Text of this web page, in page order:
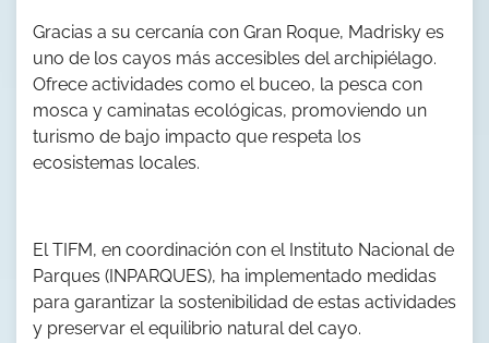
Gracias a su cercanía con Gran Roque, Madrisky es
uno de los cayos más accesibles del archipiélago.
Ofrece actividades como el buceo, la pesca con
mosca y caminatas ecológicas, promoviendo un
turismo de bajo impacto que respeta los
ecosistemas locales.
El TIFM, en coordinación con el Instituto Nacional de
Parques (INPARQUES), ha implementado medidas
para garantizar la sostenibilidad de estas actividades
y preservar el equilibrio natural del cayo.